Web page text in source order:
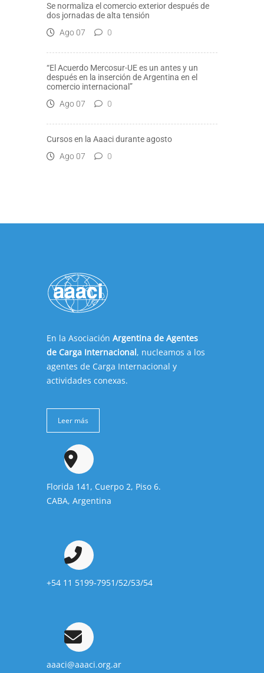
Se normaliza el comercio exterior después de
dos jornadas de alta tensión
Ago 07
0
“El Acuerdo Mercosur-UE es un antes y un
después en la inserción de Argentina en el
comercio internacional”
Ago 07
0
Cursos en la Aaaci durante agosto
Ago 07
0
En la Asociación Argentina de Agentes
de Carga Internacional, nucleamos a los
agentes de Carga Internacional y
actividades conexas.
Leer más
Florida 141, Cuerpo 2, Piso 6.
CABA, Argentina
+54 11 5199-7951/52/53/54
aaaci@aaaci.org.ar